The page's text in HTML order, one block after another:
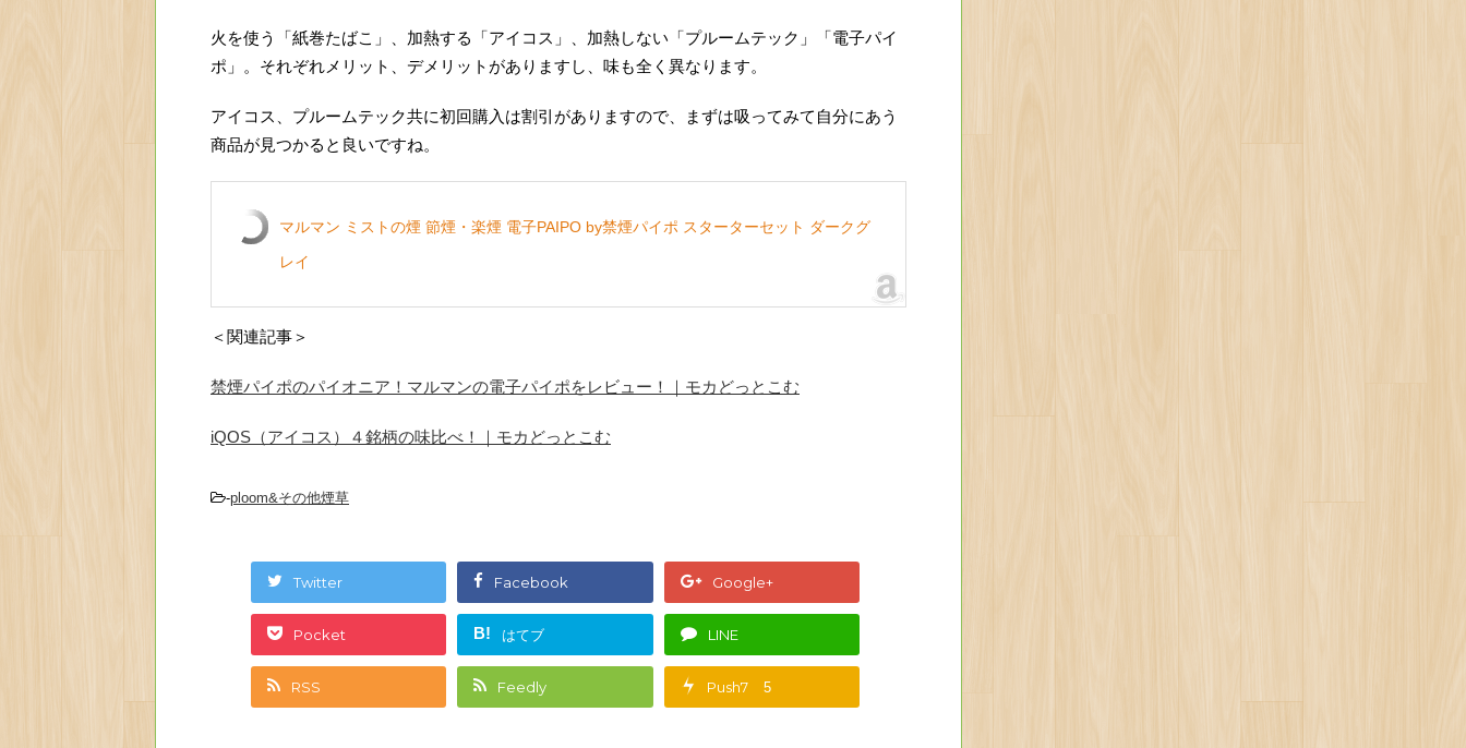
火を使う「紙巻たばこ」、加熱する「アイコス」、加熱しない「プルームテック」「電子パイ
ポ」。それぞれメリット、デメリットがありますし、味も全く異なります。
アイコス、プルームテック共に初回購入は割引がありますので、まずは吸ってみて自分にあう
商品が見つかると良いですね。
マルマン ミストの煙 節煙・楽煙 電子PAIPO by禁煙パイポ スターターセット ダークグ
レイ
＜関連記事＞
禁煙パイポのパイオニア！マルマンの電子パイポをレビュー！｜モカどっとこむ
iQOS（アイコス）４銘柄の味比べ！｜モカどっとこむ
-ploom&その他煙草
Twitter Facebook Google+
Pocket B! はてブ LINE
RSS Feedly Push7 5